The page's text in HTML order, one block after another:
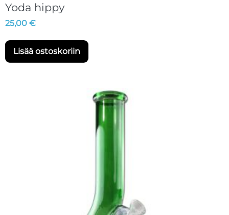
Yoda hippy
25,00 €
Lisää ostoskoriin